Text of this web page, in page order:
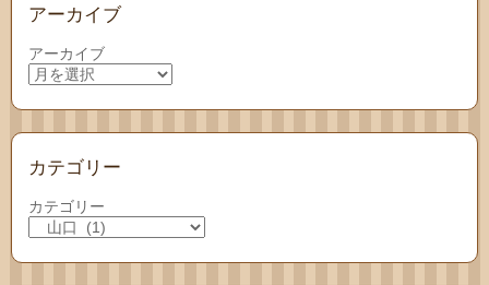
アーカイブ
アーカイブ
カテゴリー
カテゴリー